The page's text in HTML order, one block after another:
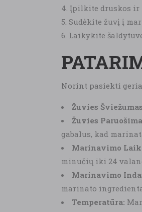
Įpilkite druskos ir
Sudėkite žuvį į
Laikykite
Norint pasiekti
Žuvies
Žuvies
gabalus, kad
Marinavimo
minučių iki 24
Marinavimo
marinato
Temperatūra: